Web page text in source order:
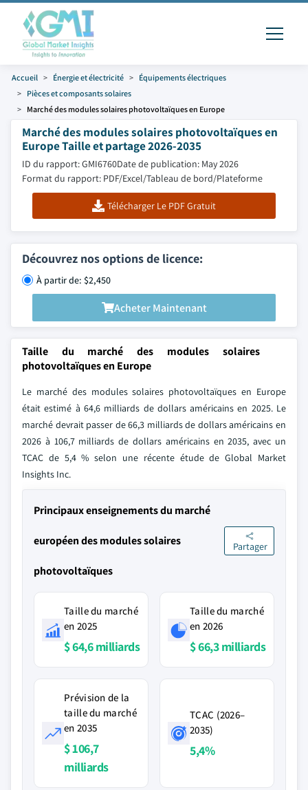
Accueil Énergie et électricité
Équipements électriques
Pièces et composants solaires
Marché des modules solaires photovoltaïques en Europe
Marché des modules solaires photovoltaïques en
Europe Taille et partage 2026-2035
ID du rapport: GMI6760Date de publication: May 2026
Format du rapport: PDF/Excel/Tableau de bord/Plateforme
Télécharger Le PDF Gratuit
Découvrez nos options de licence:
À partir de: $2,450
Acheter Maintenant
Taille du marché des modules solaires
photovoltaïques en Europe
Le marché des modules solaires photovoltaïques en Europe
était estimé à 64,6 milliards de dollars américains en 2025. Le
marché devrait passer de 66,3 milliards de dollars américains en
2026 à 106,7 milliards de dollars américains en 2035, avec un
TCAC de 5,4 % selon une récente étude de Global Market
Insights Inc.
Principaux enseignements du marché
européen des modules solaires
photovoltaïques
Partager
Taille du marché
en 2025
$ 64,6 milliards
Taille du marché
en 2026
$ 66,3 milliards
Prévision de la
taille du marché
en 2035
$ 106,7
milliards
TCAC (2026–
2035)
5,4%